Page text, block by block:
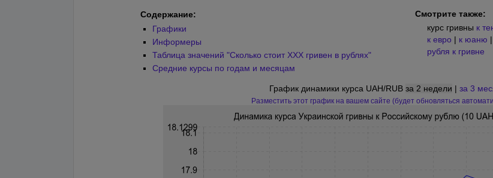
Содержание:
Графики
Информеры
Таблица значений "Сколько стоит XXX гривен в рублях"
Средние курсы по годам и месяцам
Смотрите также:
курс гривны к
к евро | к юаню |
рубля к гривне
График динамики курса UAH/RUB за 2 недели | за 3
Разместить этот график на вашем сайте (будет обновляться